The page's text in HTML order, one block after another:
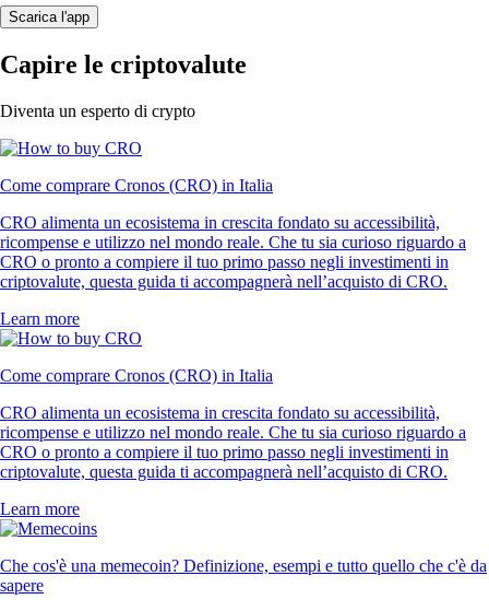
Scarica l'app
Capire le criptovalute
Diventa un esperto di crypto
Come comprare Cronos (CRO) in Italia
CRO alimenta un ecosistema in crescita fondato su accessibilità,
ricompense e utilizzo nel mondo reale. Che tu sia curioso riguardo a
CRO o pronto a compiere il tuo primo passo negli investimenti in
criptovalute, questa guida ti accompagnerà nell’acquisto di CRO.
Learn more
Come comprare Cronos (CRO) in Italia
CRO alimenta un ecosistema in crescita fondato su accessibilità,
ricompense e utilizzo nel mondo reale. Che tu sia curioso riguardo a
CRO o pronto a compiere il tuo primo passo negli investimenti in
criptovalute, questa guida ti accompagnerà nell’acquisto di CRO.
Learn more
Che cos'è una memecoin? Definizione, esempi e tutto quello che c'è da
sapere